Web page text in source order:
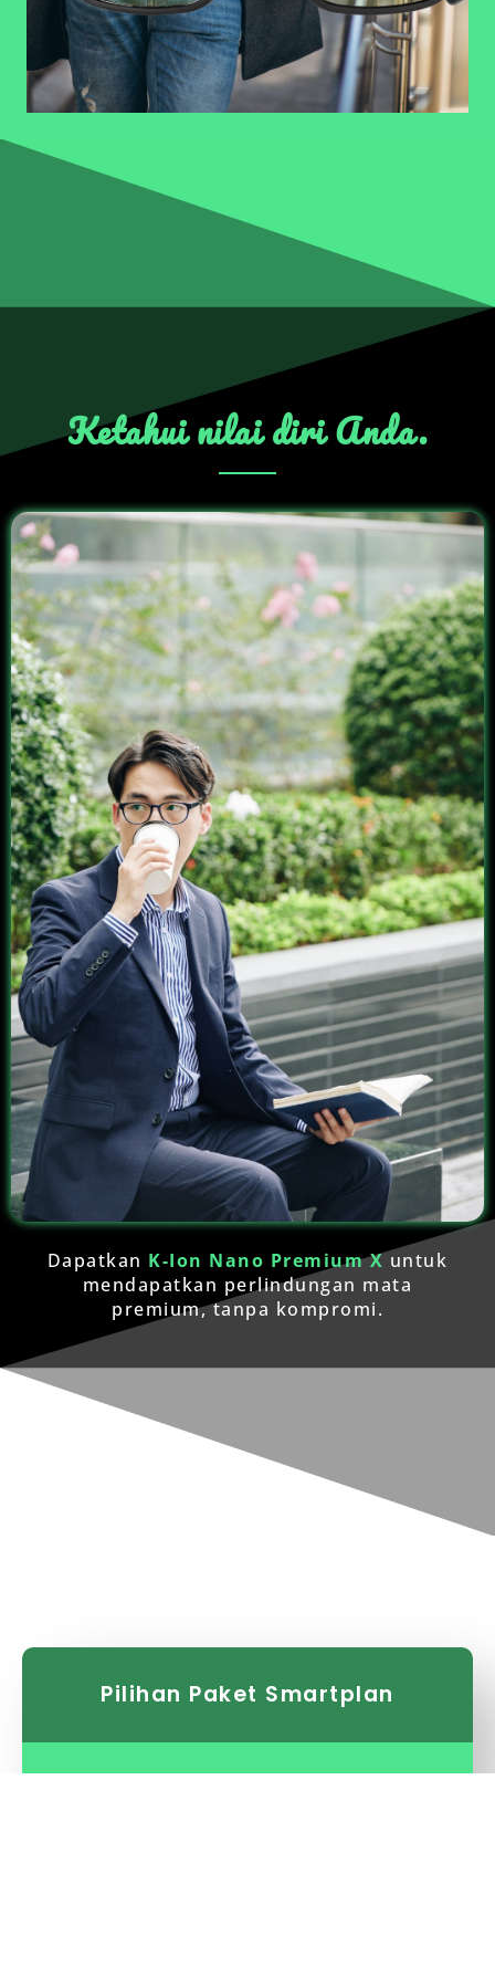
Ketahui nilai diri Anda.
Dapatkan K-Ion Nano Premium Xuntuk
mendapatkan perlindungan mata
premium, tanpa kompromi.
Pilihan Paket Smartplan